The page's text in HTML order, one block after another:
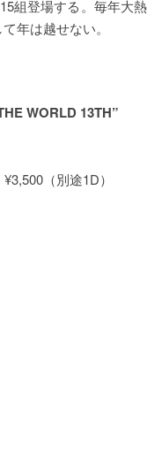
組登場する。毎年大熱
年は越せない。
WORLD 13TH”
（別途1D）